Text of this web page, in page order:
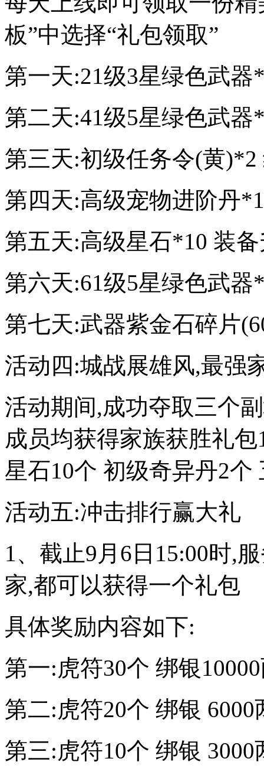
板”中选择“礼包领取”
第一天:21级3星绿色武
第二天:41级5星绿色武
第三天:初级任务令(黄
第四天:高级宠物进阶丹
第五天:高级星石*10 装
第六天:61级5星绿色武
第七天:武器紫金石碎片
活动四:城战展雄风,最强
活动期间,成功夺取三个
成员均获得家族获胜礼
星石10个 初级奇异丹2个
活动五:冲击排行赢大礼
1、截止9月6日15:00时,
家,都可以获得一个礼包
具体奖励内容如下:
第一:虎符30个 绑银
第二:虎符20个 绑银
第三:虎符10个 绑银